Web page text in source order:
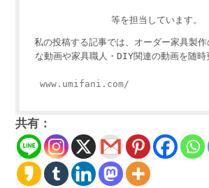
等を担当しています。
私の投稿する記事では、オーダー家具製作
な動画や家具職人・DIY関連の動画を随時
www.umifani.com/
共有：